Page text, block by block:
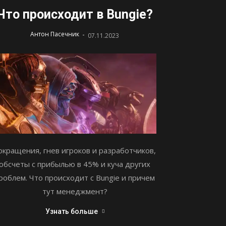
происходит в Bungie?
Антон Пасечник - 07.11.2023
гнев игроков и разработчиков,
с прибылью в 45% и куча других
Что происходит с Bungie и причем
тут менеджмент?
Узнать больше